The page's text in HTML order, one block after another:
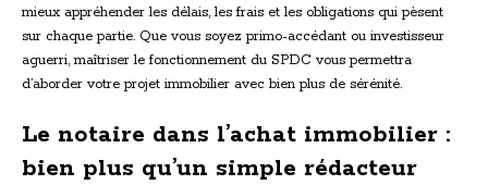
mieux appréhender les délais, les frais et les obligations qui pèsent
sur chaque partie. Que vous soyez primo-accédant ou investisseur
aguerri, maîtriser le fonctionnement du SPDC vous permettra
d’aborder votre projet immobilier avec bien plus de sérénité.
Le notaire dans l’achat immobilier :
bien plus qu’un simple rédacteur